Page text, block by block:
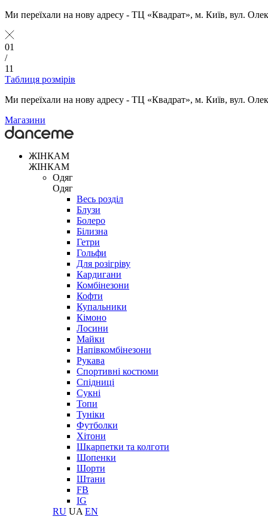
Ми переїхали на нову адресу - ТЦ «Квадрат», м. Київ, вул.
01
/
11
Таблиця розмірів
Ми переїхали на нову адресу - ТЦ «Квадрат», м. Київ, вул.
Магазини
ЖІНКАМ
ЖІНКАМ
Одяг
Одяг
Весь розділ
Блузи
Болеро
Білизна
Гетри
Гольфи
Для розігріву
Кардигани
Комбінезони
Кофти
Купальники
Кімоно
Лосини
Майки
Напівкомбінезони
Рукава
Спортивні костюми
Спідниці
Сукні
Топи
Туніки
Футболки
Хітони
Шкарпетки та колготи
Шопенки
Шорти
Штани
FB
IG
RU UA EN